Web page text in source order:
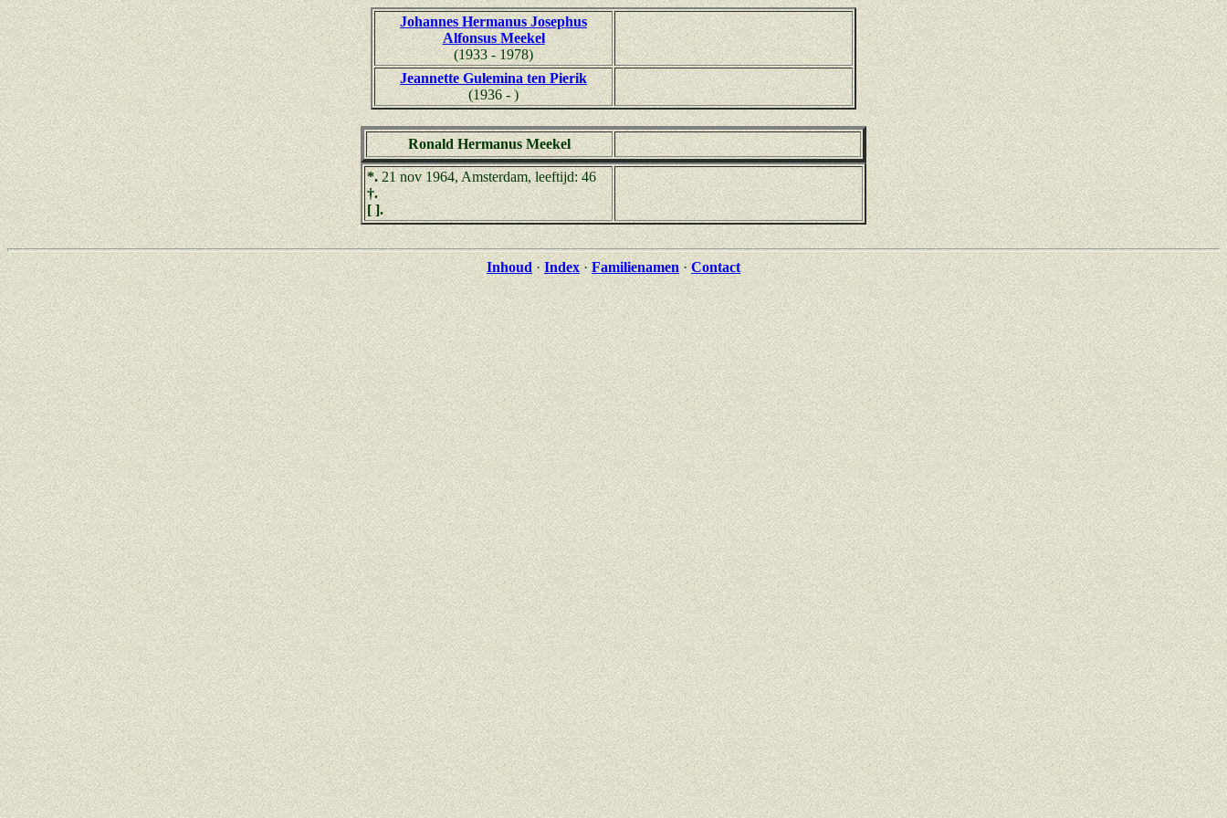
Johannes Hermanus Josephus
Alfonsus Meekel
(1933 - 1978)
Jeannette Gulemina ten Pierik
(1936 - )
Ronald Hermanus Meekel
*.21 nov 1964, Amsterdam, leeftijd: 46
†.
[ ].
Inhoud·Index·Familienamen·Contact